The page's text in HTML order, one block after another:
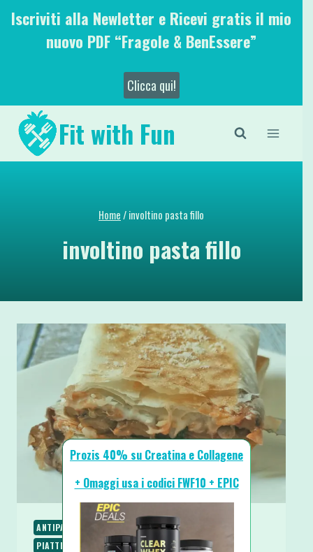
SaltaIscriviti alla Newletter e Ricevi gratis il mio
nuovo PDF “Fragole & BenEssere”
Clicca qui!
Fit with Fun
Home/involtino pasta fillo
involtino pasta fillo
ANTIPASTI E STUZZICHINI
PIATTI UNICI
PIATTI VELOCI
RICETTE
RICETTE PROTEICHE
Prozis 40% su Creatina e Collagene
+ Omaggi usa i codici FWF10 + EPIC